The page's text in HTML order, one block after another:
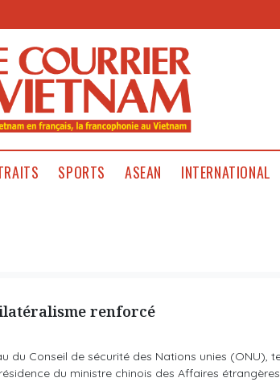
SPORTS ASEAN INTERNATIONAL
renforcé
du Conseil de sécurité des Nations unies (ONU),
du ministre chinois des Affaires